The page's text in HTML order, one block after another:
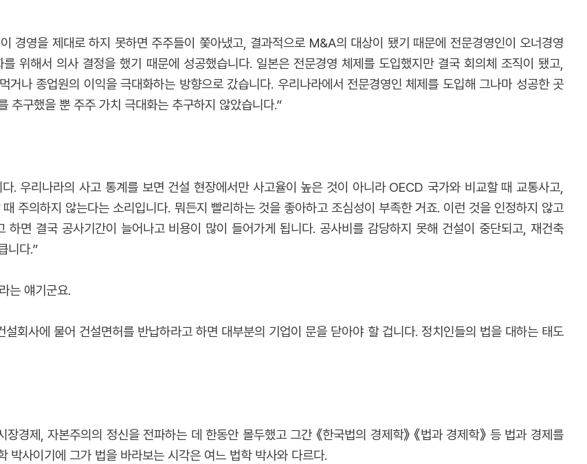
경영을 제대로 하지 못하면 주주들이 쫓아냈고, 결과적으로 M&A의 대상이 됐기 때문에 전문경영인이 오너경영
위해서 의사 결정을 했기 때문에 성공했습니다. 일본은 전문경영 체제를 도입했지만 결국 회의체 조직이 됐고,
거나 종업원의 이익을 극대화하는 방향으로 갔습니다. 우리나라에서 전문경영인 체제를 도입해 그나마 성공한 곳
추구했을 뿐 주주 가치 극대화는 추구하지 않았습니다.”
. 우리나라의 사고 통계를 보면 건설 현장에서만 사고율이 높은 것이 아니라 OECD 국가와 비교할 때 교통사고,
주의하지 않는다는 소리입니다. 뭐든지 빨리하는 것을 좋아하고 조심성이 부족한 거죠. 이런 것을 인정하지 않고
하면 결국 공사기간이 늘어나고 비용이 많이 들어가게 됩니다. 공사비를 감당하지 못해 건설이 중단되고, 재건축
니다.”
는 얘기군요.
회사에 물어 건설면허를 반납하라고 하면 대부분의 기업이 문을 닫아야 할 겁니다. 정치인들의 법을 대하는 태도
경제, 자본주의의 정신을 전파하는 데 한동안 몰두했고 그간 《한국법의 경제학》 《법과 경제학》 등 법과 경제를
박사이기에 그가 법을 바라보는 시각은 여느 법학 박사와 다르다.